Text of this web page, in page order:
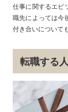
仕事に関するエピ
職先によっては今
付き合いについて
転職する